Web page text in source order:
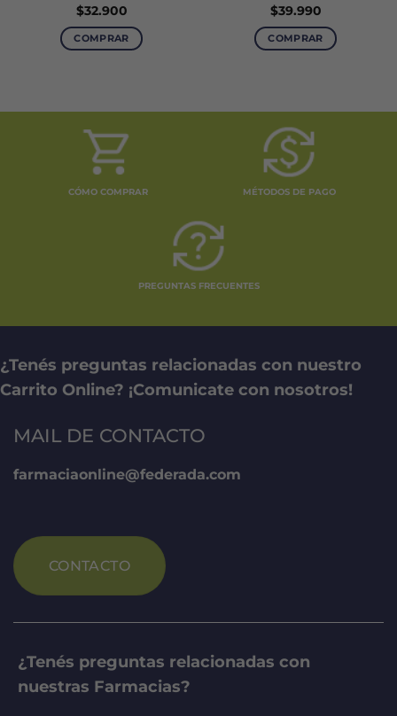
$32.900
COMPRAR
$39.990
COMPRAR
múltiples
variantes.
Las
opciones
se
CÓMO COMPRAR MÉTODOS DE PAGO
PREGUNTAS FRECUENTES
¿Tenés preguntas relacionadas con nuestro
Carrito Online? ¡Comunicate con nosotros!
MAIL DE CONTACTO
farmaciaonline@federada.com
CONTACTO
¿Tenés preguntas relacionadas con
nuestras Farmacias?